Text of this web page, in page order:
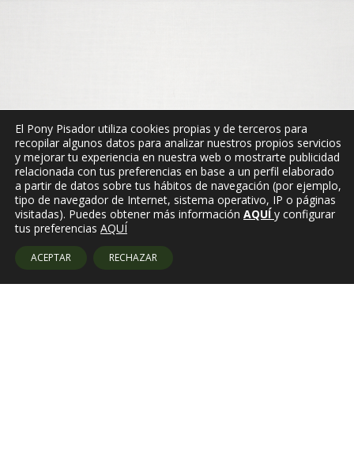
El Pony Pisador utiliza cookies propias y de terceros para
recopilar algunos datos para analizar nuestros propios servicios
y mejorar tu experiencia en nuestra web o mostrarte publicidad
relacionada con tus preferencias en base a un perfil elaborado
a partir de datos sobre tus hábitos de navegación (por ejemplo,
tipo de navegador de Internet, sistema operativo, IP o páginas
visitadas). Puedes obtener más información AQUÍ y configurar
tus preferencias AQUÍ
ACEPTAR RECHAZAR